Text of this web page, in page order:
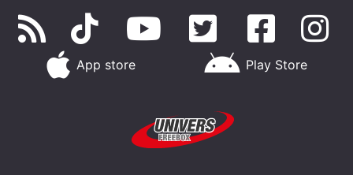
App store Play Store